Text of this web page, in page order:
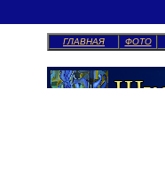
ГЛАВНАЯ ФОТО